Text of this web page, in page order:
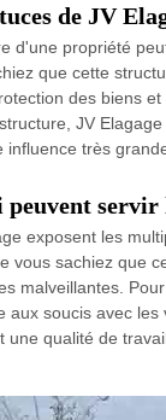
de JV
d'une propriété
que cette
des biens
JV
influence très
peuvent servir
exposent les
vous sachiez que
malveillantes.
aux soucis avec
une qualité de